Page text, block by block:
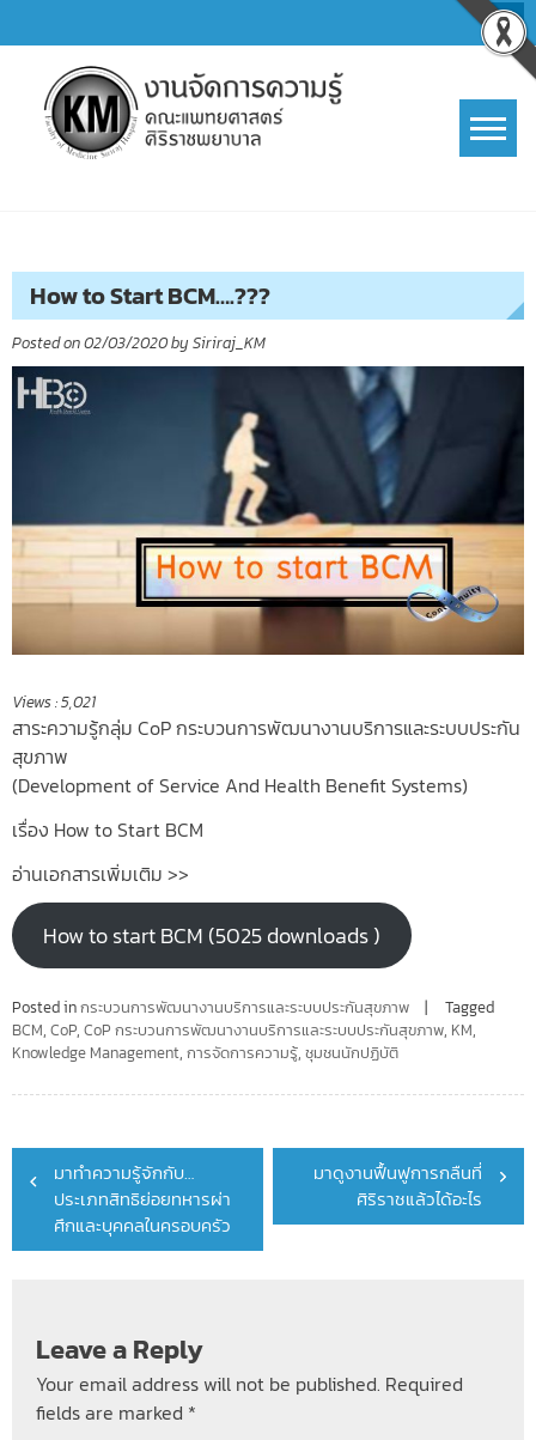
to
content
How to Start BCM….???
Posted on02/03/2020by Siriraj_KM
Views :5,021
สาระความรู้กลุ่ม CoPกระบวนการพัฒนางานบริการและระบบประกัน
สุขภาพ
(Development of Service And Health Benefit Systems)
เรื่อง How to Start BCM
อ่านเอกสารเพิ่มเติม >>
How to start BCM (5025 downloads )
Posted inกระบวนการพัฒนางานบริการและระบบประกันสุขภาพ
Tagged
BCM, CoP, CoP กระบวนการพัฒนางานบริการและระบบประกันสุขภาพ, KM,
Knowledge Management, การจัดการความรู้, ชุมชนนักปฏิบัติ
Post
navigation
มาทำความรู้จักกับ…
ประเภทสิทธิย่อยทหารผ่า
ศึกและบุคคลในครอบครัว
มาดูงานฟื้นฟูการกลืนที่
ศิริราชแล้วได้อะไร
Leave a Reply
Your email address will not be published. Required
fields are marked *